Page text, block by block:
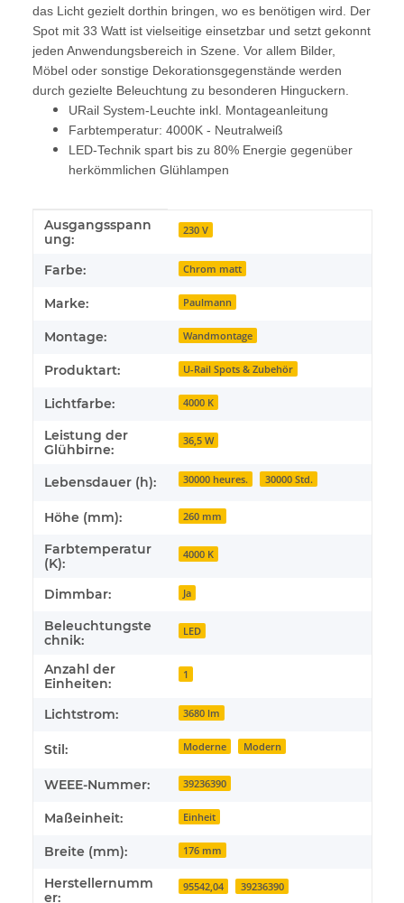
das Licht gezielt dorthin bringen, wo es benötigen wird. Der
Spot mit 33 Watt ist vielseitige einsetzbar und setzt gekonnt
jeden Anwendungsbereich in Szene. Vor allem Bilder,
Möbel oder sonstige Dekorationsgegenstände werden
durch gezielte Beleuchtung zu besonderen Hinguckern.
URail System-Leuchte inkl. Montageanleitung
Farbtemperatur: 4000K - Neutralweiß
LED-Technik spart bis zu 80% Energie gegenüber
herkömmlichen Glühlampen
Produkteigenschaft
Wert
Ausgangsspann
ung:
230 V
Farbe: Chrom matt
Marke: Paulmann
Montage: Wandmontage
Produktart: U-Rail Spots & Zubehör
Lichtfarbe: 4000 K
Leistung der
Glühbirne:
36,5 W
Lebensdauer (h): 30000 heures. 30000 Std.
Höhe (mm): 260 mm
Farbtemperatur
(K):
4000 K
Dimmbar: Ja
Beleuchtungste
chnik:
LED
Anzahl der
Einheiten:
1
Lichtstrom: 3680 lm
Stil: Moderne Modern
WEEE-Nummer: 39236390
Maßeinheit: Einheit
Breite (mm): 176 mm
Herstellernumm
er:
95542,04 39236390